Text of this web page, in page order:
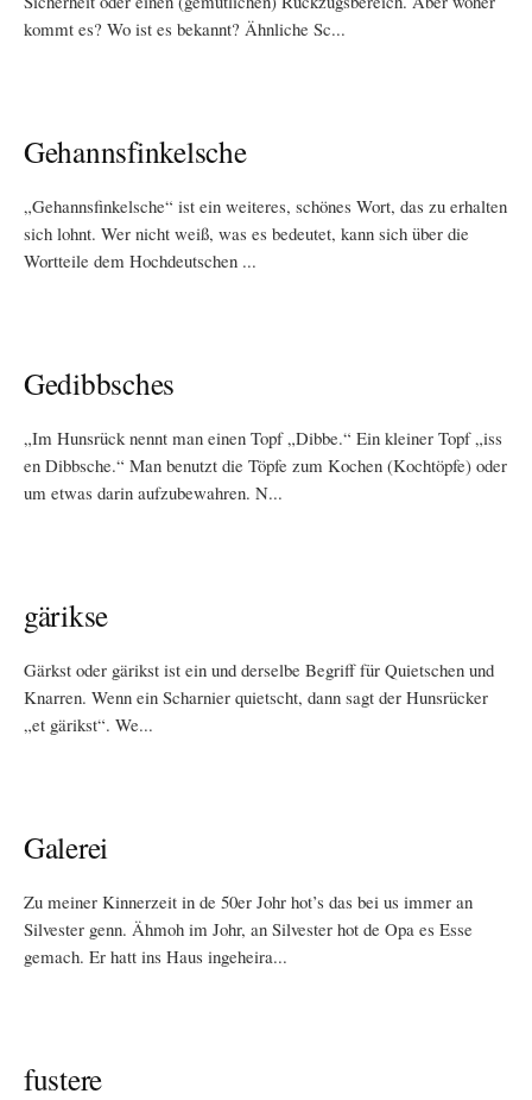
kommt es? Wo ist es bekannt? Ähnliche Sc...
Gehannsfinkelsche
„Gehannsfinkelsche“ ist ein weiteres, schönes Wort, das zu erhalten
sich lohnt. Wer nicht weiß, was es bedeutet, kann sich über die
Wortteile dem Hochdeutschen ...
Gedibbsches
„Im Hunsrück nennt man einen Topf „Dibbe.“ Ein kleiner Topf „iss
en Dibbsche.“ Man benutzt die Töpfe zum Kochen (Kochtöpfe) oder
um etwas darin aufzubewahren. N...
gärikse
Gärkst oder gärikst ist ein und derselbe Begriff für Quietschen und
Knarren. Wenn ein Scharnier quietscht, dann sagt der Hunsrücker
„et gärikst“. We...
Galerei
Zu meiner Kinnerzeit in de 50er Johr hot’s das bei us immer an
Silvester genn. Ähmoh im Johr, an Silvester hot de Opa es Esse
gemach. Er hatt ins Haus ingeheira...
fustere